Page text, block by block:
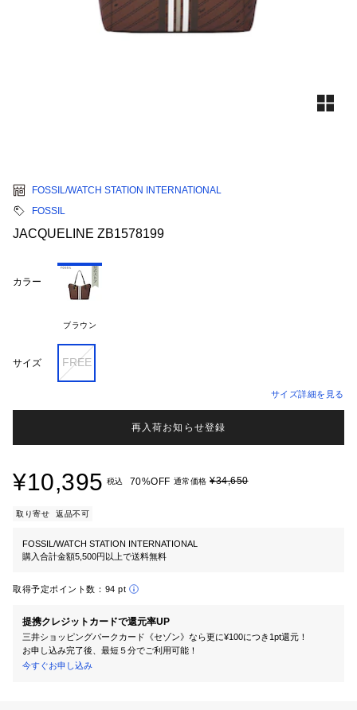
FOSSIL/WATCH STATION INTERNATIONAL
FOSSIL
JACQUELINE ZB1578199
カラー
ブラウン
サイズ FREE
サイズ詳細を見る
再入荷お知らせ登録
¥10,395 税込 70%OFF 通常価格 ¥34,650
取り寄せ 返品不可
FOSSIL/WATCH STATION INTERNATIONAL
購入合計金額5,500円以上で送料無料
取得予定ポイント数： 94 pt
提携クレジットカードで還元率UP
三井ショッピングパークカード《セゾン》なら更に¥100につき1pt還元！
お申し込み完了後、最短５分でご利用可能！
今すぐお申し込み